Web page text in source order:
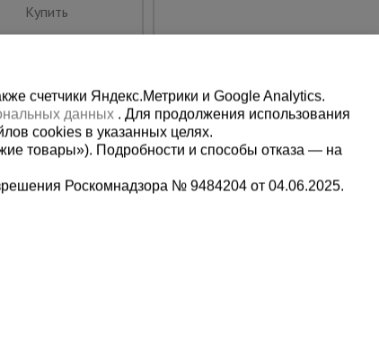
Купить
выходной
счетчики Яндекс.Метрики и Google Analytics.
данных . Для продолжения использования
cookies в указанных целях.
товары»). Подробности и способы отказа — на
Роскомнадзора № 9484204 от 04.06.2025.